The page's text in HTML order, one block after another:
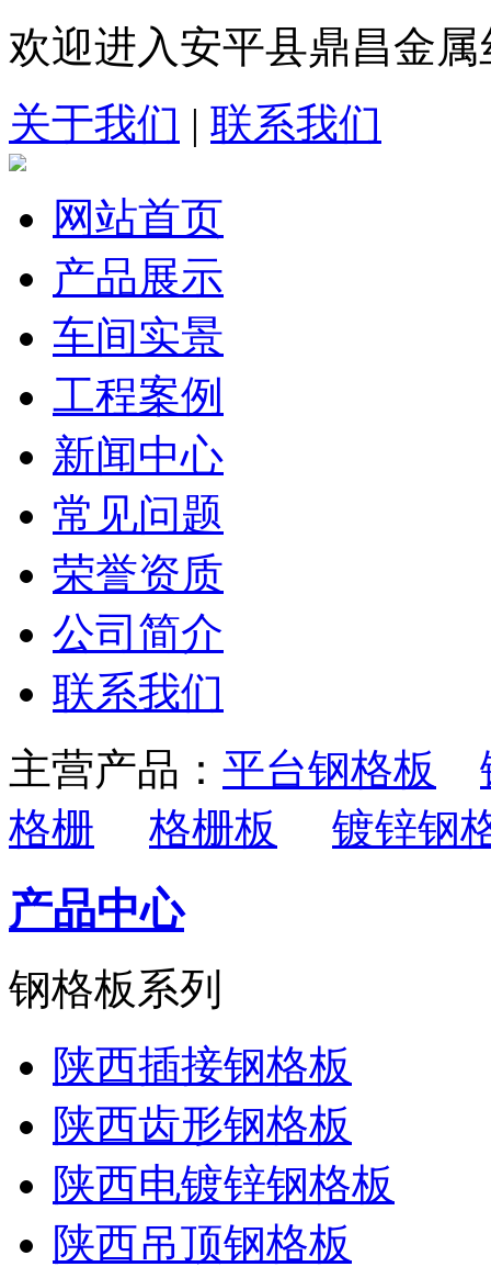
欢迎进入安平县鼎昌金
关于我们 | 联系我们
网站首页
产品展示
车间实景
工程案例
新闻中心
常见问题
荣誉资质
公司简介
联系我们
主营产品： 平台钢格板
格栅
格栅板 镀锌钢
产品中心
钢格板系列
陕西插接钢格板
陕西齿形钢格板
陕西电镀锌钢格板
陕西吊顶钢格板